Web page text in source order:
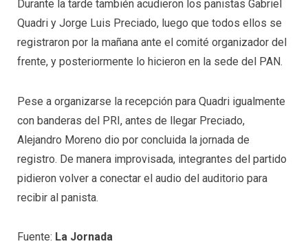
Durante la tarde también acudieron los panistas Gabriel
Quadri y Jorge Luis Preciado, luego que todos ellos se
registraron por la mañana ante el comité organizador del
frente, y posteriormente lo hicieron en la sede del PAN.
Pese a organizarse la recepción para Quadri igualmente
con banderas del PRI, antes de llegar Preciado,
Alejandro Moreno dio por concluida la jornada de
registro. De manera improvisada, integrantes del partido
pidieron volver a conectar el audio del auditorio para
recibir al panista.
Fuente: La Jornada